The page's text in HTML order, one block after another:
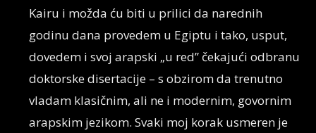
Kairu i možda ću biti u prilici da narednih
godinu dana provedem u Egiptu i tako, usput,
dovedem i svoj arapski „u red” čekajući odbranu
doktorske disertacije – s obzirom da trenutno
vladam klasičnim, ali ne i modernim, govornim
arapskim jezikom. Svaki moj korak usmeren je